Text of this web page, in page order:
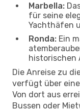
Marbella:
für seine
Yachthäfen
Ronda: Ein
historischen
Die Anreise zu
verfügt über
Von dort aus
Bussen oder